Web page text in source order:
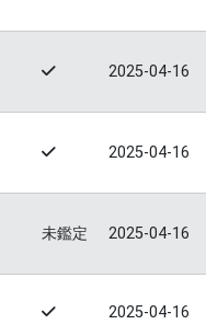
2025-04-16
2025-04-16
未鑑定 2025-04-16
2025-04-16